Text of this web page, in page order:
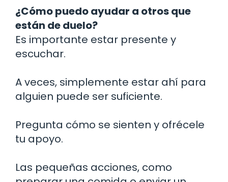
¿Cómo puedo ayudar a otros que
están de duelo?
Es importante estar presente y
escuchar.
A veces, simplemente estar ahí para
alguien puede ser suficiente.
Pregunta cómo se sienten y ofrécele
tu apoyo.
Las pequeñas acciones, como